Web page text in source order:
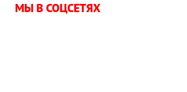
МЫ В СОЦСЕТЯХ